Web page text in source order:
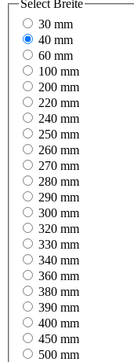
SelectBreite
30 mm
40 mm
60 mm
100 mm
200 mm
220 mm
240 mm
250 mm
260 mm
270 mm
280 mm
290 mm
300 mm
320 mm
330 mm
340 mm
360 mm
380 mm
390 mm
400 mm
450 mm
500 mm